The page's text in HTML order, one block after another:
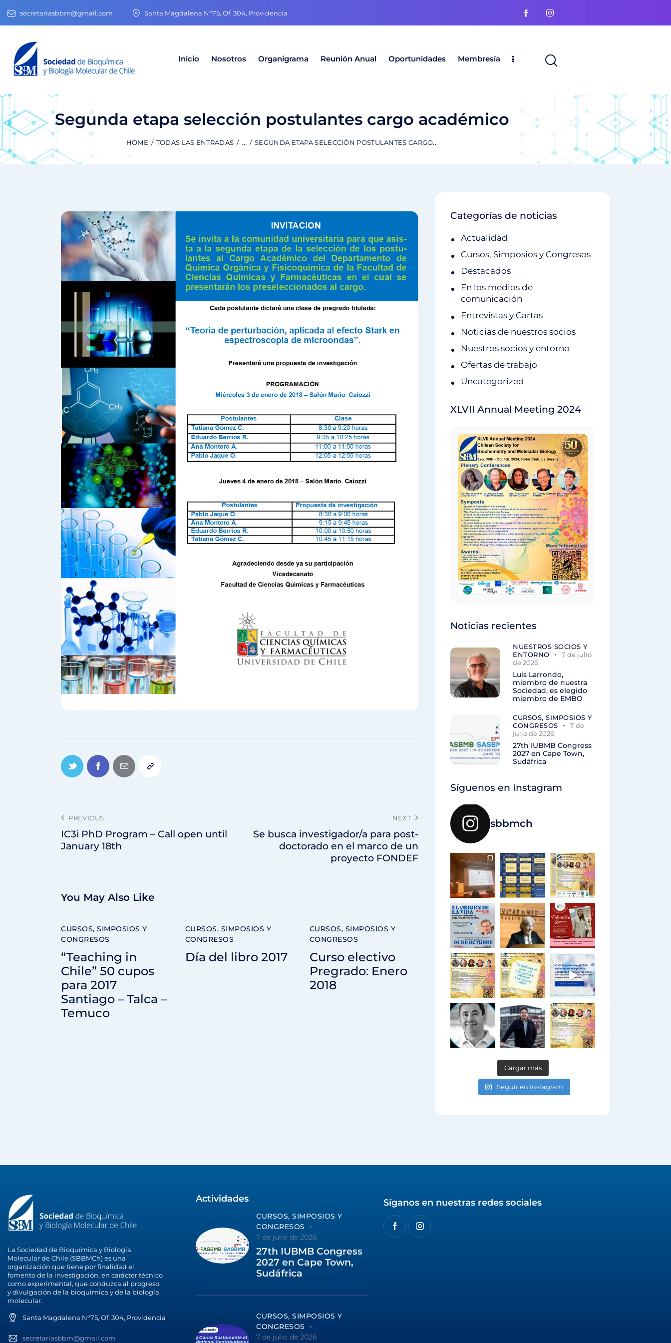
secretariasbbm@gmail.com Santa Magdalena N°75, Of. 304, Providencia
Inicio Nosotros Organigrama Reunión Anual Oportunidades Membresía
Segunda etapa selección postulantes cargo académico
HOME TODAS LAS ENTRADAS ... SEGUNDA ETAPA SELECCIÓN POSTULANTES CARGO...
PREVIOUS
IC3i PhD Program – Call open until
January 18th
NEXT
Se busca investigador/a para post-
doctorado en el marco de un
proyecto FONDEF
You May Also Like
CURSOS, SIMPOSIOS Y
CONGRESOS
“Teaching in
Chile” 50 cupos
para 2017
Santiago – Talca –
Temuco
CURSOS, SIMPOSIOS Y
CONGRESOS
Día del libro 2017
CURSOS, SIMPOSIOS Y
CONGRESOS
Curso electivo
Pregrado: Enero
2018
Categorías de noticias
Actualidad
Cursos, Simposios y Congresos
Destacados
En los medios de
comunicación
Entrevistas y Cartas
Noticias de nuestros socios
Nuestros socios y entorno
Ofertas de trabajo
Uncategorized
XLVII Annual Meeting 2024
Noticias recientes
NUESTROS SOCIOS Y
ENTORNO
7 de julio
de 2026
Luis Larrondo,
miembro de nuestra
Sociedad, es elegido
miembro de EMBO
CURSOS, SIMPOSIOS Y
CONGRESOS
7 de
julio de 2026
27th IUBMB Congress
2027 en Cape Town,
Sudáfrica
Síguenos en Instagram
sbbmch
Cargar más
Seguir en Instagram
La Sociedad de Bioquímica y Biología
Molecular de Chile (SBBMCh) es una
organización que tiene por finalidad el
fomento de la investigación, en carácter técnico
como experimental, que conduzca al progreso
y divulgación de la bioquímica y de la biología
molecular.
Santa Magdalena N°75, Of. 304, Providencia
secretariasbbm@gmail.com
Actividades
CURSOS, SIMPOSIOS Y
CONGRESOS
7 de julio de 2026
27th IUBMB Congress
2027 en Cape Town,
Sudáfrica
CURSOS, SIMPOSIOS Y
CONGRESOS
7 de julio de 2026
Síganos en nuestras redes sociales